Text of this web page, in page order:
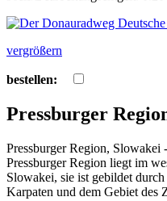
vergrößern
bestellen:
Pressburger
Pressburger Region, Slowakei
Pressburger Region liegt im
Slowakei, sie ist gebildet
Karpaten und dem Gebiet des